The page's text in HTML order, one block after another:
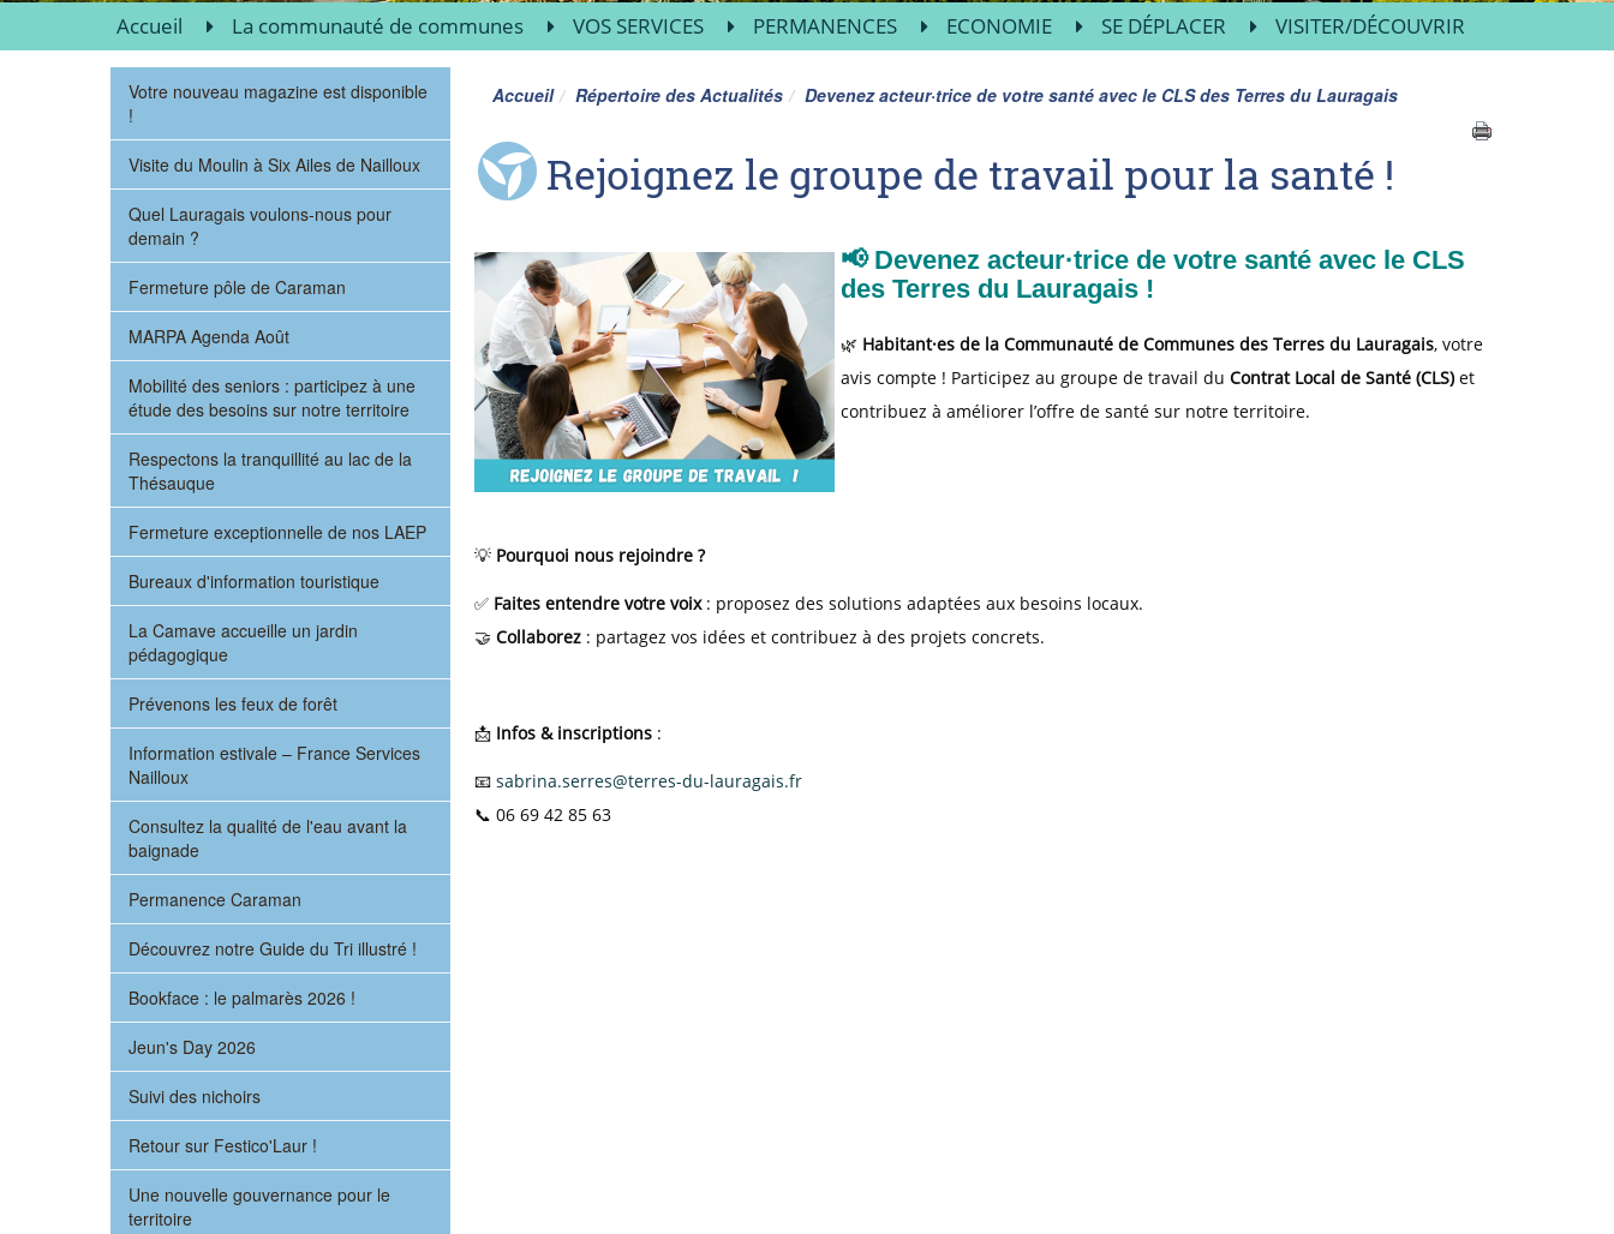
Accueil La communauté de communes VOS SERVICES PERMANENCES ECONOMIE SE DÉPLACER VISITER/DÉCOUVRIR
Accueil Répertoire des Actualités Devenez acteur·trice de votre santé avec le CLS des Terres du Lauragais
Rejoignez le groupe de travail pour la santé !
📢 Devenez acteur·trice de votre santé avec le CLS
des Terres du Lauragais !
🌿 Habitant·es de la Communauté de Communes des Terres du Lauragais, votre
avis compte ! Participez au groupe de travail du Contrat Local de Santé (CLS)et
contribuez à améliorer l’offre de santé sur notre territoire.
💡 Pourquoi nous rejoindre ?
✅ Faites entendre votre voix: proposez des solutions adaptées aux besoins locaux.
🤝 Collaborez: partagez vos idées et contribuez à des projets concrets.
📩 Infos & inscriptions:
📧 sabrina.serres@terres-du-lauragais.fr
📞 06 69 42 85 63
Votre nouveau magazine est disponible
!
Visite du Moulin à Six Ailes de Nailloux
Quel Lauragais voulons-nous pour
demain ?
Fermeture pôle de Caraman
MARPA Agenda Août
Mobilité des seniors : participez à une
étude des besoins sur notre territoire
Respectons la tranquillité au lac de la
Thésauque
Fermeture exceptionnelle de nos LAEP
Bureaux d'information touristique
La Camave accueille un jardin
pédagogique
Prévenons les feux de forêt
Information estivale – France Services
Nailloux
Consultez la qualité de l'eau avant la
baignade
Permanence Caraman
Découvrez notre Guide du Tri illustré !
Bookface : le palmarès 2026 !
Jeun's Day 2026
Suivi des nichoirs
Retour sur Festico'Laur !
Une nouvelle gouvernance pour le
territoire